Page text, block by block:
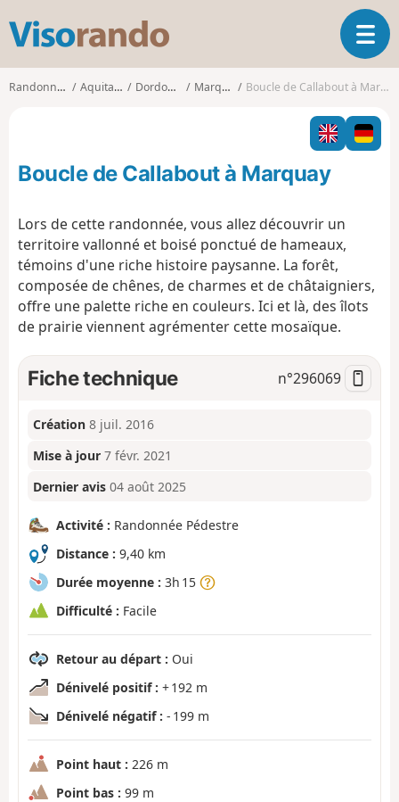
s
o
O
u
v
i
r
l
a
t
n
Randonnées Aquitaine Dordogne Marquay Boucle de Callabout à Marquay
Boucle de Callabout à Marquay
Lors de cette randonnée, vous allez découvrir un
territoire vallonné et boisé ponctué de hameaux,
témoins d'une riche histoire paysanne. La forêt,
composée de chênes, de charmes et de châtaigniers,
offre une palette riche en couleurs. Ici et là, des îlots
de prairie viennent agrémenter cette mosaïque.
Fiche technique n°296069
Création 8 juil. 2016
Mise à jour 7 févr. 2021
Dernier avis 04 août 2025
Activité : Randonnée Pédestre
Distance : 9,40 km
Durée moyenne : 3h 15
Difficulté : Facile
Retour au départ : Oui
Dénivelé positif : + 192 m
Dénivelé négatif : - 199 m
Point haut : 226 m
Point bas : 99 m